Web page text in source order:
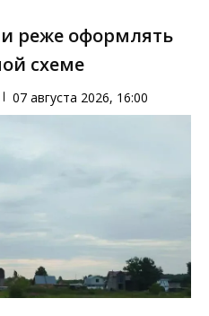
реже оформлять
схеме
07 августа 2026, 16:00